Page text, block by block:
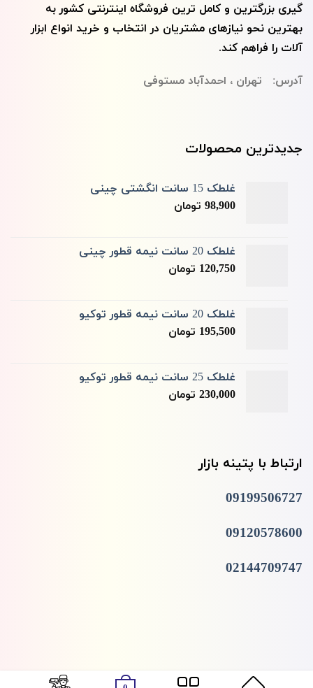
گیری بزرگترین و کامل ترین فروشگاه اینترنتی کشور به
بهترین نحو نیازهای مشتریان در انتخاب و خرید انواع ابزار
آلات را فراهم کند.
آدرس: تهران ، احمدآباد مستوفی
جدیدترین محصولات
غلطک 15 سانت انگشتی چینی
98,900 تومان
غلطک 20 سانت نیمه قطور چینی
120,750 تومان
غلطک 20 سانت نیمه قطور توکیو
195,500 تومان
غلطک 25 سانت نیمه قطور توکیو
230,000 تومان
ارتباط با پتینه بازار
09199506727
09120578600
02144709747